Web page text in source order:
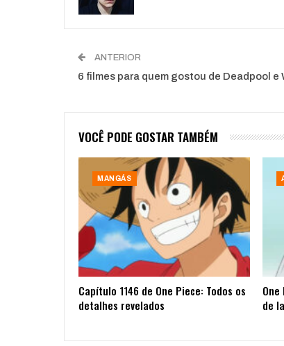
ANTERIOR
6 filmes para quem gostou de Deadpool e
VOCÊ PODE GOSTAR TAMBÉM
MANGÁS
Capítulo 1146 de One Piece: Todos os
detalhes revelados
de